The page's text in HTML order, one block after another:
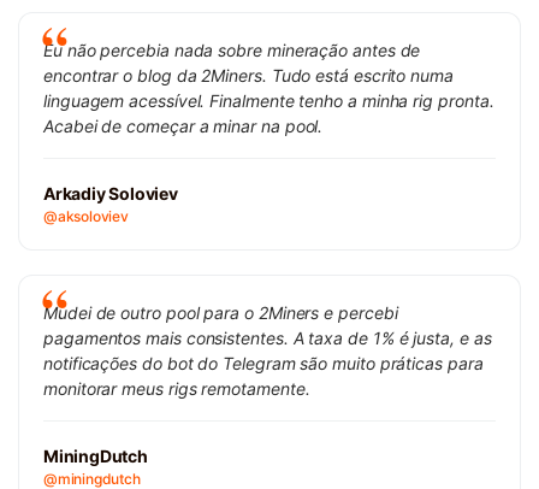
Eu não percebia nada sobre mineração antes de
encontrar o blog da 2Miners. Tudo está escrito numa
linguagem acessível. Finalmente tenho a minha rig pronta.
Acabei de começar a minar na pool.
Arkadiy Soloviev
@aksoloviev
Mudei de outro pool para o 2Miners e percebi
pagamentos mais consistentes. A taxa de 1% é justa, e as
notificações do bot do Telegram são muito práticas para
monitorar meus rigs remotamente.
MiningDutch
@miningdutch